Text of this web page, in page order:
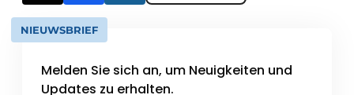
NIEUWSBRIEF
Melden Sie sich an, um Neuigkeiten und
Updates zu erhalten.